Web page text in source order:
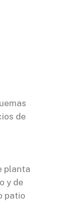
de
planta
y de
patio